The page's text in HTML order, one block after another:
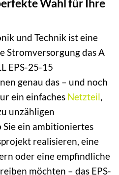
Wahl für Ihre
und Technik ist eine
Stromversorgung das A
EPS-25-15
genau das – und noch
ein einfaches Netzteil,
unzähligen
Sie ein ambitioniertes
realisieren, eine
oder eine empfindliche
möchten – das EPS-